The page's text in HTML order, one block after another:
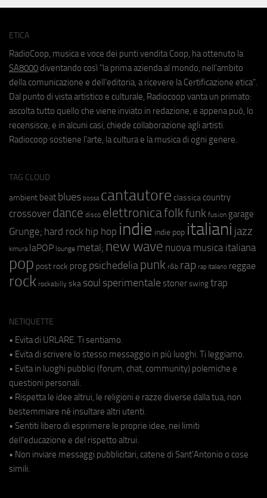
ETICA
RadioCoop, musica e voce dei punti vendita Coop, ha ottenuto la
SA8000 diventando così "la prima azienda al mondo, nell'ambito
della comunicazione e dell'editoria, a ricevere la Certificazione etica".
Dal punto di vista artistico e culturale, Radiocoop vanta un primato:
ascolta tutto quello che viene inviato in redazione, e appena può, lo
recensisce, e in alcuni casi, chiede collaborazione agli artisti.
Radiocoop sostiene l'arte, la cultura e la musica di ogni genere.
TAG CLOUD
ambient beat blues bossa cantautore classica country
crossover dance disco elettronicafolkfunk fusion garage
Grunge; hard rock hip hop indie indie pop italiani jazz
kimura laPOP lounge metal; new wave nuova musica italiana
pop post rock prog psichedeliapunk r&b rap rap italiano reggae
rock rockabilly ska soul sperimentale stoner swing trap
NETIQUETTE
• Evita di URLARE. Ti sentiamo.
• Evita di scrivere lo stesso messaggio in più luoghi. Ti leggiamo.
• Evita in luoghi pubblici (forum, chat, community) polemiche e
questioni personali.
• Rispetta le idee altrui, le religioni e razze diverse dalla tua, non
bestemmiare né insultare altri utenti.
• Sentiti libero di esprimere le proprie idee, nei limiti
dell'educazione e del rispetto altrui.
• Non inviare messaggi pubblicitari, catene di Sant'Antonio o cose
simili.